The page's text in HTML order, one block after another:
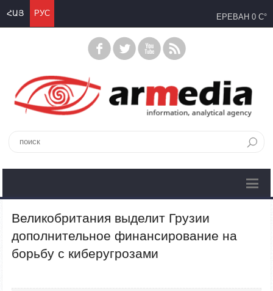
ՀԱՅ РУС ЕРЕВАН 0 C°
Великобритания выделит Грузии
дополнительное финансирование на
борьбу с киберугрозами